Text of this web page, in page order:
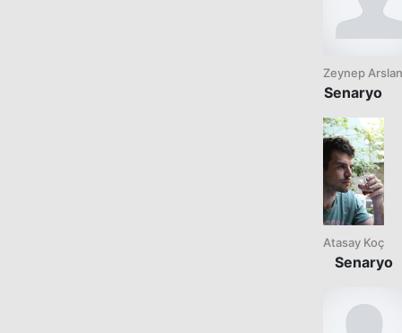
Zeynep
Senaryo
Atasay Koç
Senaryo